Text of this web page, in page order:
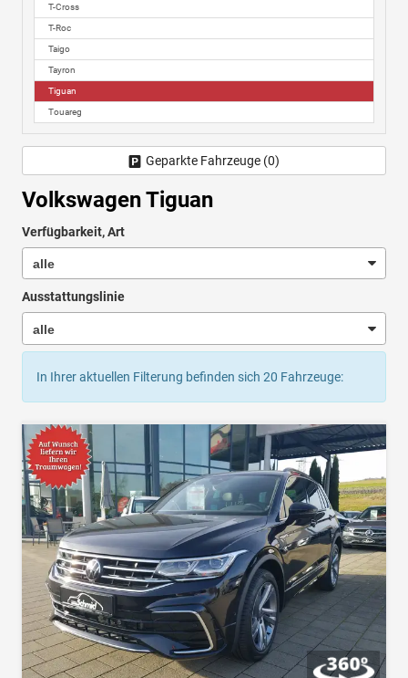
Volkswagen Tiguan
Verfügbarkeit, Art
Ausstattungslinie
In Ihrer aktuellen Filterung befinden sich 20 Fahrzeuge:
T-Cross
T-Roc
Taigo
Tayron
Tiguan
Touareg
Geparkte Fahrzeuge (0)